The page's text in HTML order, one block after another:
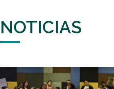
NOTICIAS